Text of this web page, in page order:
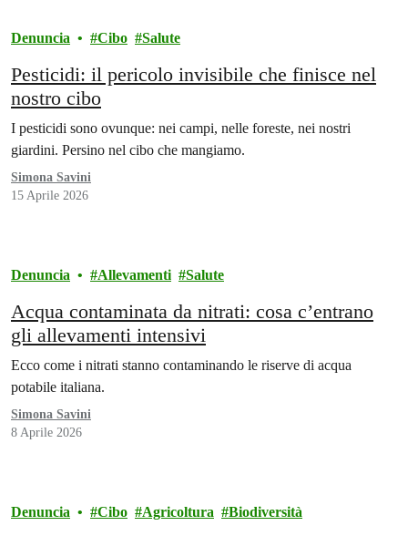
Denuncia Cibo Salute
Pesticidi: il pericolo invisibile che finisce nel
nostro cibo
I pesticidi sono ovunque: nei campi, nelle foreste, nei nostri
giardini. Persino nel cibo che mangiamo.
Simona Savini
15 Aprile 2026
Denuncia Allevamenti Salute
Acqua contaminata da nitrati: cosa c’entrano
gli allevamenti intensivi
Ecco come i nitrati stanno contaminando le riserve di acqua
potabile italiana.
Simona Savini
8 Aprile 2026
Denuncia Cibo Agricoltura Biodiversità